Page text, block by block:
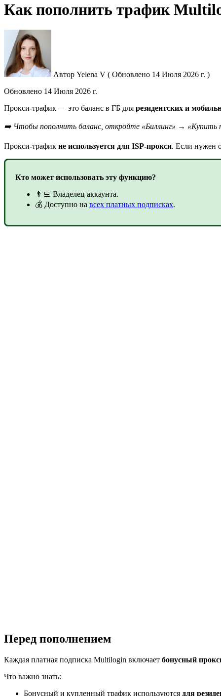
Как пополнить трафик
Автор Yelena V ( Обновлено 14 Июля 2026 г. )
Обновлено 14 Июля 2026 г.
Прокси-трафик — это баланс в ГБ для резидентских и
➡️ Чтобы пополнить баланс, откройте «Биллинг» → «Купить
Прокси-трафик не используется для ISP-прокси. Если нужен
Кто может использовать эту функцию?
👨‍💻 Владелец аккаунта.
💰 Доступно на всех платных подписках.
Перед пополнением
Каждая платная подписка Multilogin включает бонусный
Что важно знать:
Бонусный и купленный трафик используются для